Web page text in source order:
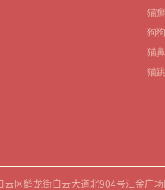
猫癣
狗
猫
猫
区鹤龙街白云大道北904号汇金广